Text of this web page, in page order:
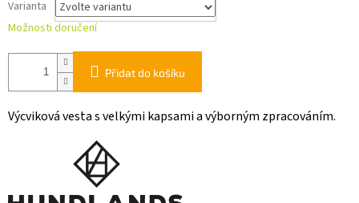
Varianta
Možnosti doručení
Přidat do košíku
Výcviková vesta s velkými kapsami a výborným zpracováním.